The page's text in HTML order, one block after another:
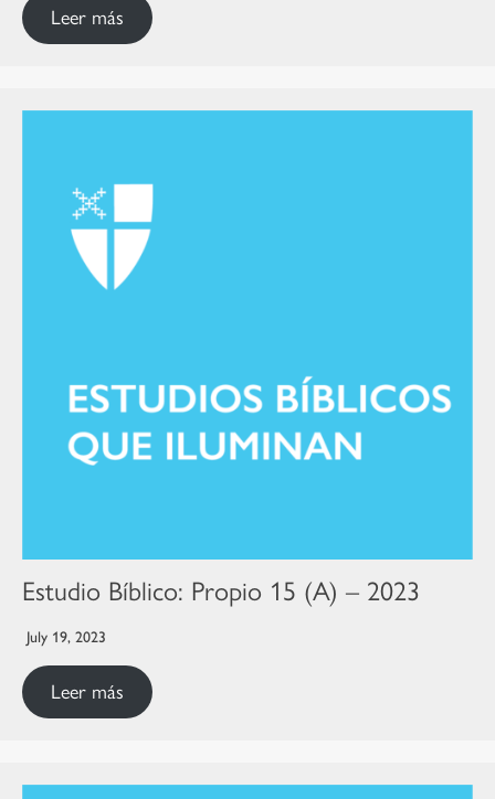
Leer más
Estudio Bíblico: Propio 15 (A) – 2023
July 19, 2023
Leer más